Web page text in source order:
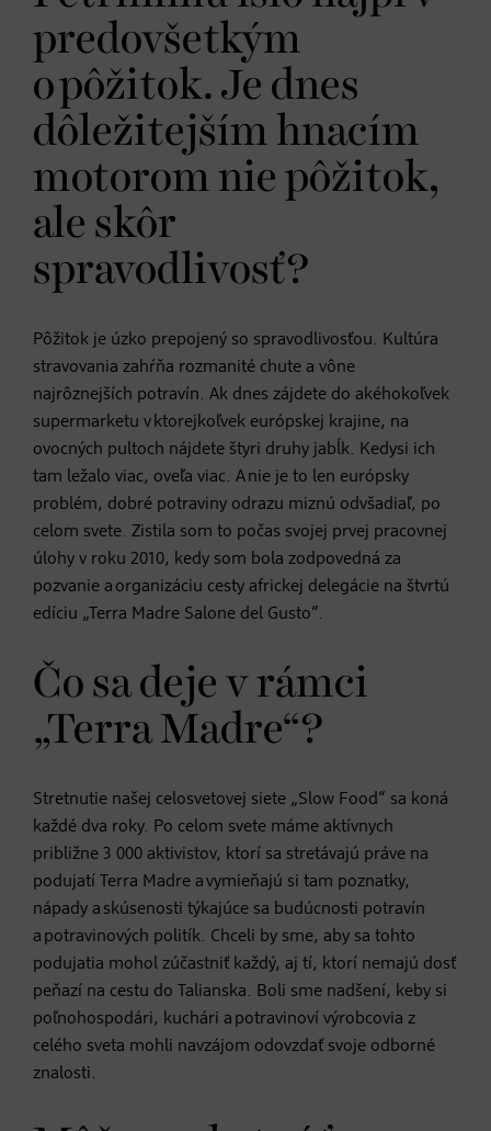
predovšetkým
o pôžitok. Je dnes
dôležitejším hnacím
motorom nie pôžitok,
ale skôr
spravodlivosť?
Pôžitok je úzko prepojený so spravodlivosťou. Kultúra
stravovania zahŕňa rozmanité chute a vône
najrôznejších potravín. Ak dnes zájdete do akéhokoľvek
supermarketu v ktorejkoľvek európskej krajine, na
ovocných pultoch nájdete štyri druhy jabĺk. Kedysi ich
tam ležalo viac, oveľa viac. A nie je to len európsky
problém, dobré potraviny odrazu miznú odvšadiaľ, po
celom svete. Zistila som to počas svojej prvej pracovnej
úlohy v roku 2010, kedy som bola zodpovedná za
pozvanie a organizáciu cesty africkej delegácie na štvrtú
edíciu „Terra Madre Salone del Gusto“.
Čo sa deje v rámci
„Terra Madre“?
Stretnutie našej celosvetovej siete „Slow Food“ sa koná
každé dva roky. Po celom svete máme aktívnych
približne 3 000 aktivistov, ktorí sa stretávajú práve na
podujatí Terra Madre a vymieňajú si tam poznatky,
nápady a skúsenosti týkajúce sa budúcnosti potravín
a potravinových politík. Chceli by sme, aby sa tohto
podujatia mohol zúčastniť každý, aj tí, ktorí nemajú dosť
peňazí na cestu do Talianska. Boli sme nadšení, keby si
poľnohospodári, kuchári a potravinoví výrobcovia z
celého sveta mohli navzájom odovzdať svoje odborné
znalosti.